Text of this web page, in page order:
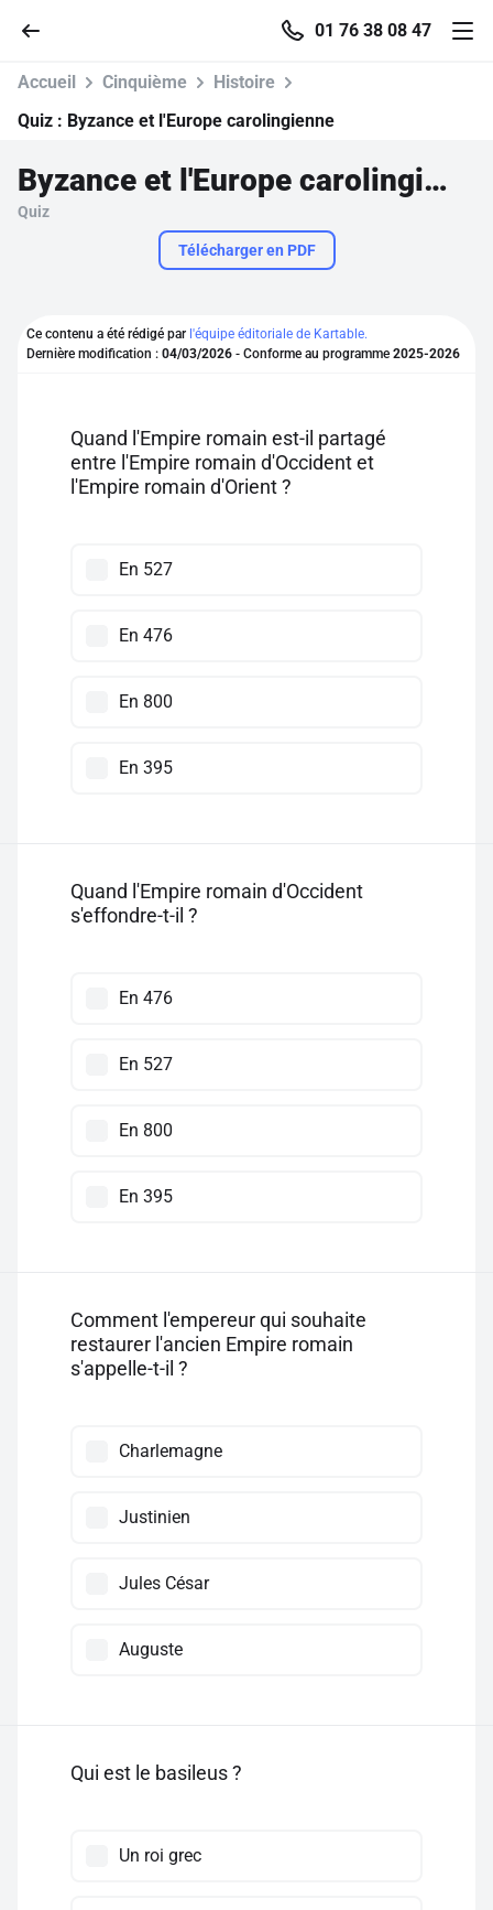
01 76 38 08 47
Accueil
Se connecter
S'inscrire gratuitement
Pour profiter de 10 contenus offerts.
Accueil Cinquième
Histoire
Quiz : Byzance et l'Europe carolingienne
Byzance et l'Europe carolingienne
Quiz
Télécharger en PDF
Ce contenu a été rédigé par l'équipe éditoriale de Kartable.
Dernière modification : 04/03/2026 - Conforme au programme 2025-2026
Quand l'Empire romain est-il partagé
entre l'Empire romain d'Occident et
l'Empire romain d'Orient ?
En 527
En 476
En 800
En 395
Quand l'Empire romain d'Occident
s'effondre-t-il ?
En 476
En 527
En 800
En 395
Comment l'empereur qui souhaite
restaurer l'ancien Empire romain
s'appelle-t-il ?
Charlemagne
Justinien
Jules César
Auguste
Qui est le basileus ?
Un roi grec